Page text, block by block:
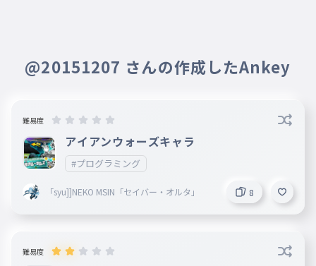
@20151207 さんの作成したAnkey
難易度
アイアンウォーズキャラ
#プログラミング
「syu]]NEKO MSIN「セイバー・オルタ」 8
難易度